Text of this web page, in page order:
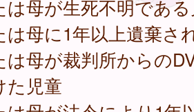
は母が生死不明であ
は母に1年以上遺棄さ
は母が裁判所からの
た児童